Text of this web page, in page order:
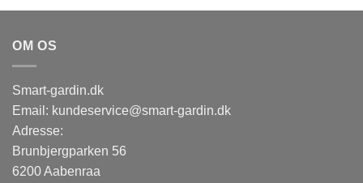
OM OS
Smart-gardin.dk
Email: kundeservice@smart-gardin.dk
Adresse:
Brunbjergparken 56
6200 Aabenraa